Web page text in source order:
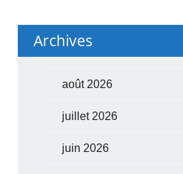
Archives
août 2026
juillet 2026
juin 2026